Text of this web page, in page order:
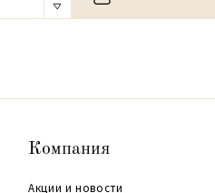
Компания
Акции и новости